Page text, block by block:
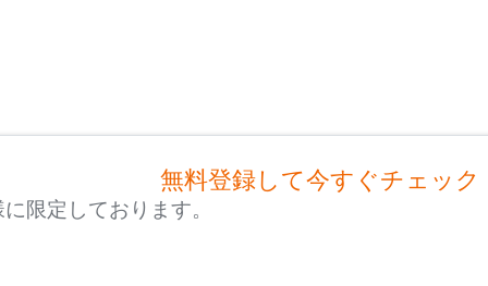
無料登録して今すぐチェック
限定しております。